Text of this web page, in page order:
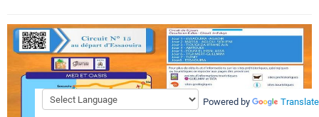
Powered by Translate